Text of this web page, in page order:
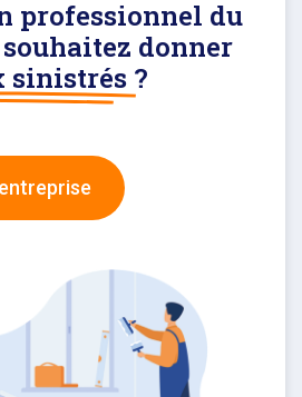
professionnel du
donner
sinistrés ?